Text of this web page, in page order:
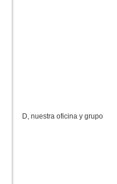
D, nuestra oficina y grupo